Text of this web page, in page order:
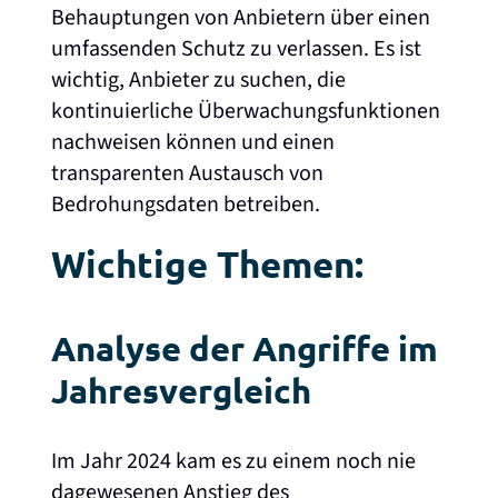
Behauptungen von Anbietern über einen
umfassenden Schutz zu verlassen. Es ist
wichtig, Anbieter zu suchen, die
kontinuierliche Überwachungsfunktionen
nachweisen können und einen
transparenten Austausch von
Bedrohungsdaten betreiben.
Wichtige Themen:
Analyse der Angriffe im
Jahresvergleich
Im Jahr 2024 kam es zu einem noch nie